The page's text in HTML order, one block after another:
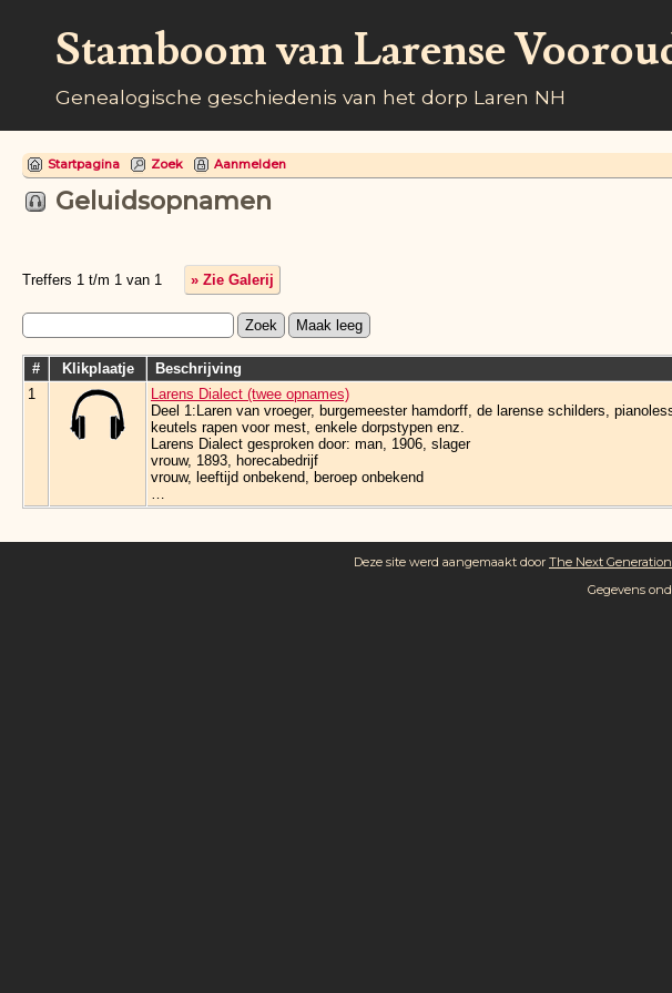
Stamboom van Larense
Genealogische geschiedenis van het dorp Laren NH
Startpagina Zoek Aanmelden
Geluidsopnamen
Treffers 1 t/m 1 van 1 » Zie Galerij
# Klikplaatje Beschrijving
1
Larens Dialect (twee opnames)
Deel 1:Laren van vroeger, burgemeester hamdorff, de larense schilders,
keutels rapen voor mest, enkele dorpstypen enz.
Larens Dialect gesproken door: man, 1906, slager
vrouw, 1893, horecabedrijf
vrouw, leeftijd onbekend, beroep onbekend
…
Deze site werd aangemaakt door The Next
Gegevens